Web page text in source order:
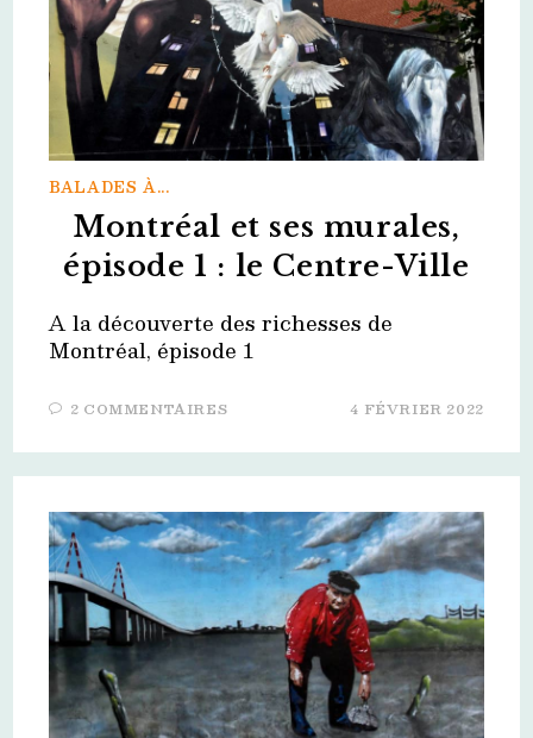
BALADES À...
Montréal et ses murales,
épisode 1 : le Centre-Ville
A la découverte des richesses de
Montréal, épisode 1
2 COMMENTAIRES 4 FÉVRIER 2022